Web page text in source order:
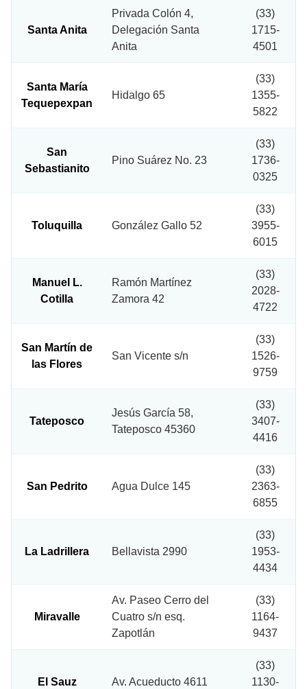
Santa Anita
Privada Colón 4,
Delegación Santa
Anita
(33)
1715-
4501
Santa María
Tequepexpan
Hidalgo 65
(33)
1355-
5822
San
Sebastianito
Pino Suárez No. 23
(33)
1736-
0325
Toluquilla González Gallo 52
(33)
3955-
6015
Manuel L.
Cotilla
Ramón Martínez
Zamora 42
(33)
2028-
4722
San Martín de
las Flores
San Vicente s/n
(33)
1526-
9759
Tateposco
Jesús García 58,
Tateposco 45360
(33)
3407-
4416
San Pedrito Agua Dulce 145
(33)
2363-
6855
La Ladrillera Bellavista 2990
(33)
1953-
4434
Miravalle
Av. Paseo Cerro del
Cuatro s/n esq.
Zapotlán
(33)
1164-
9437
El Sauz Av. Acueducto 4611
(33)
1130-